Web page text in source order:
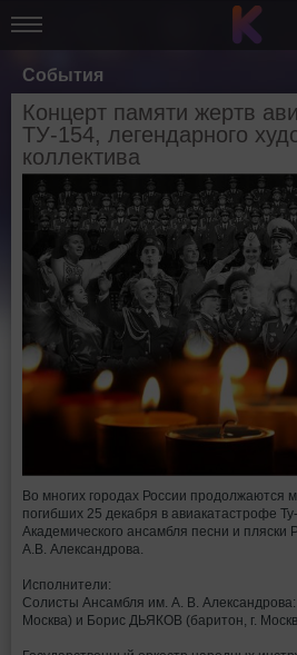
События
Концерт памяти жертв
ТУ-154, легендарного
коллектива
Во многих городах России продолжаются
погибших 25 декабря в авиакатастрофе
Академического ансамбля песни и пляски
А.В. Александрова.
Исполнители:
Солисты Ансамбля им. А. В.
Москва) и Борис ДЬЯКОВ (баритон, г.